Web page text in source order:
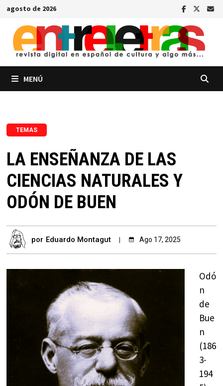
Saltar
contenido
agosto de 2026
MENÚ
TEMAS
LA ENSEÑANZA DE LAS
CIENCIAS NATURALES Y
ODÓN DE BUEN
por Eduardo Montagut Ago 17, 2025
Odó
n
de
Bue
n
(186
3-
194